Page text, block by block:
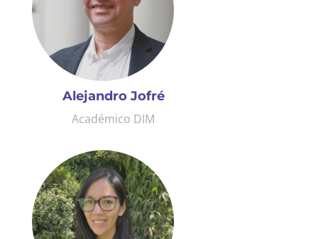
Alejandro Jofré
Académico DIM